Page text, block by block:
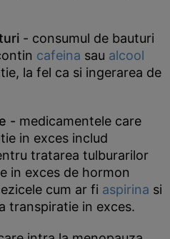
- consumul de bauturi
cafeina sau alcool
la fel ca si ingerarea de
- medicamentele care
in exces includ
tratarea tulburarilor
in exces de hormon
cum ar fi aspirina si
transpiratie in exces.